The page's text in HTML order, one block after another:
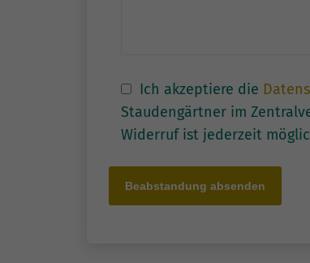
Ich akzeptiere die
Staudengärtner im
Widerruf ist jederzeit
Beabstandung absenden